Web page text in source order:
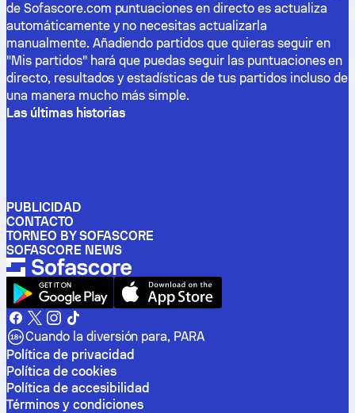
de Sofascore.com puntuaciones en directo es actualiza
automáticamente y no necesitas actualizarla
manualmente. Añadiendo partidos que quieras seguir en
"Mis partidos" hará que puedas seguir las puntuaciones en
directo, resultados y estadísticas de tus partidos incluso de
una manera mucho más simple.
Las últimas historias
PUBLICIDAD
CONTACTO
TORNEO BY SOFASCORE
SOFASCORE NEWS
Cuando la diversión para, PARA
Política de privacidad
Política de cookies
Política de accesibilidad
Términos y condiciones